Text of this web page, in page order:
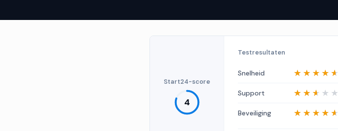
Start24-score
4
Testresultaten
Snelheid ★★★★★
★★★★★
Support ★★★★★
★★★★★
Beveiliging ★★★★★
★★★★★